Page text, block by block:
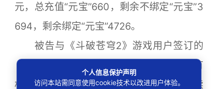
元，总充值“元宝”660，剩余不绑定“元宝”3
694，剩余绑定“元宝”4726。
被告与《斗破苍穹2》游戏用户签订的
《用户注册协议》第5条约定：“帐号的所有
权归本公司所有，用户完成申请注册手续
个人信息保护声明
访问本站需同意使用cookie技术以改进用户体验。